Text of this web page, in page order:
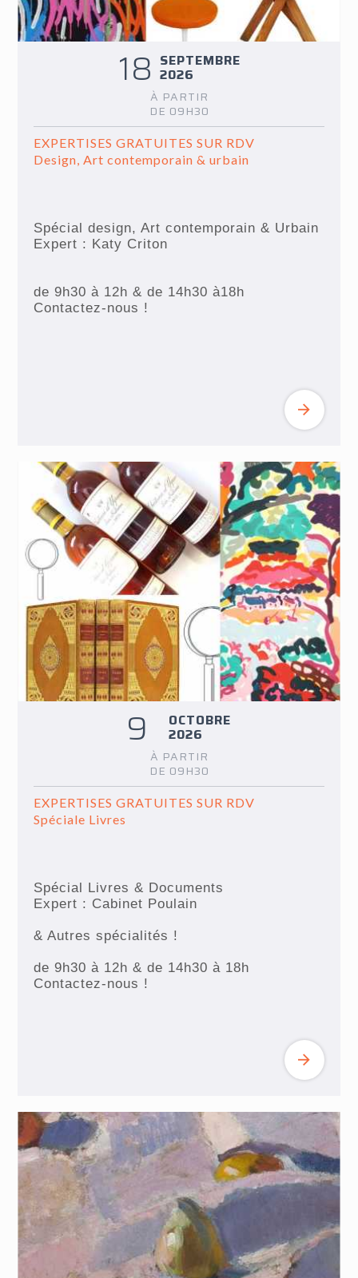
18 SEPTEMBRE
2026
À PARTIR
DE 09H30
EXPERTISES GRATUITES SUR RDV
Design, Art contemporain & urbain
Spécial design, Art contemporain & Urbain
Expert : Katy Criton
de 9h30 à 12h & de 14h30 à18h
Contactez-nous !
9 OCTOBRE
2026
À PARTIR
DE 09H30
EXPERTISES GRATUITES SUR RDV
Spéciale Livres
Spécial Livres & Documents
Expert : Cabinet Poulain
& Autres spécialités !
de 9h30 à 12h & de 14h30 à 18h
Contactez-nous !